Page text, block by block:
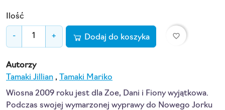
Ilość
- + Dodaj do koszyka favorite_border
Autorzy
Tamaki Jillian , Tamaki Mariko
Wiosna 2009 roku jest dla Zoe, Dani i Fiony wyjątkowa.
Podczas swojej wymarzonej wyprawy do Nowego Jorku